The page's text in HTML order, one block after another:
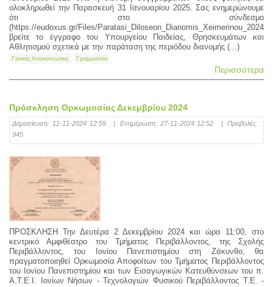
ολοκληρωθεί την Παρασκευή 31 Ιανουαρίου 2025. Σας ενημερώνουμε
ότι στο σύνδεσμο
(https://eudoxus.gr/Files/
βρείτε το έγγραφο του Υπουργείου Παιδείας, Θρησκευμάτων και
Αθλητισμού σχετικά με την παράταση της περιόδου διανομής (...)
Γενικές Ανακοινώσεις Γραμματεία
Περισσότερα
Πρόσκληση Ορκωμοσίας Δεκεμβρίου 2024
Δημοσίευση: 11-11-2024 12:59 | Ενημέρωση: 27-11-2024 12:52 |
Προβολές:
945
ΠΡΟΣΚΛΗΣΗ Την Δευτέρα 2 Δεκεμβρίου 2024 και ώρα 11:00, στο
κεντρικό Αμφιθέατρο του Τμήματος Περιβάλλοντος, της Σχολής
Περιβάλλοντος, του Ιονίου Πανεπιστημίου στη Ζάκυνθο, θα
πραγματοποιηθεί Ορκωμοσία Αποφοίτων του Τμήματος Περιβάλλοντος
του Ιονίου Πανεπιστημίου και των Εισαγωγικών Κατευθύνσεων του π.
Α.Τ.Ε.Ι. Ιονίων Νήσων - Τεχνολογιών Φυσικού Περιβάλλοντος T.E. -